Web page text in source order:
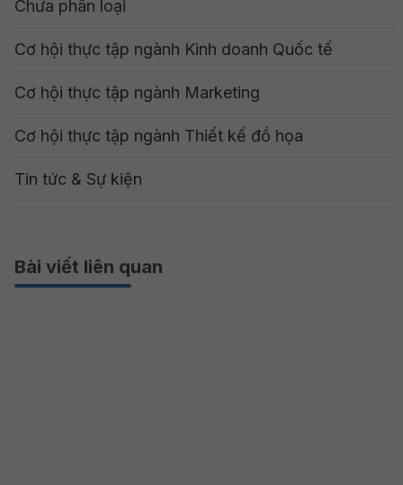
Chưa phân loại
Cơ hội thực tập ngành Kinh doanh Quốc tế
Cơ hội thực tập ngành Marketing
Cơ hội thực tập ngành Thiết kế đồ họa
Tin tức & Sự kiện
Bài viết liên quan